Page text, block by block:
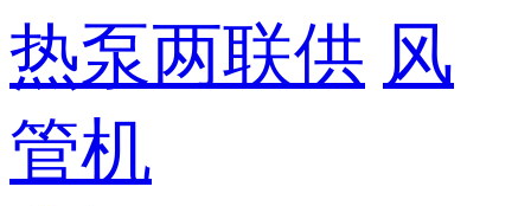
热泵两联供 风
管机